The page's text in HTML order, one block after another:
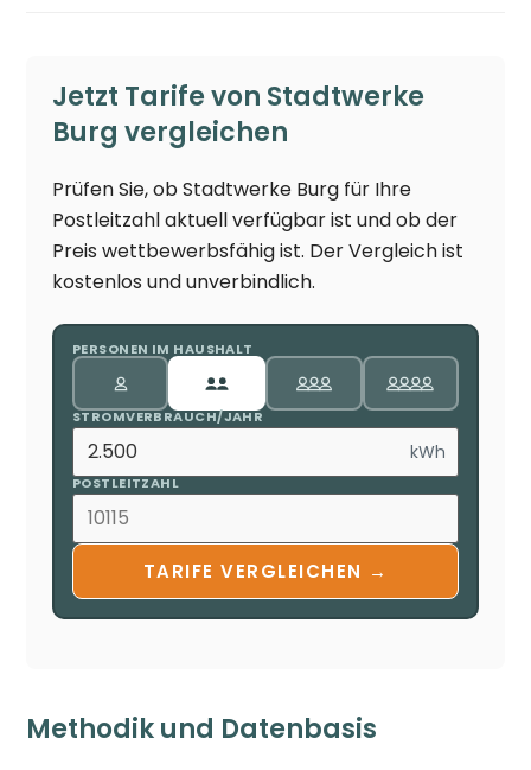
Jetzt Tarife von Stadtwerke
Burg vergleichen
Prüfen Sie, ob Stadtwerke Burg für Ihre
Postleitzahl aktuell verfügbar ist und ob der
Preis wettbewerbsfähig ist. Der Vergleich ist
kostenlos und unverbindlich.
PERSONEN IM HAUSHALT
STROMVERBRAUCH/JAHR
kWh
POSTLEITZAHL
TARIFE VERGLEICHEN →
Methodik und Datenbasis